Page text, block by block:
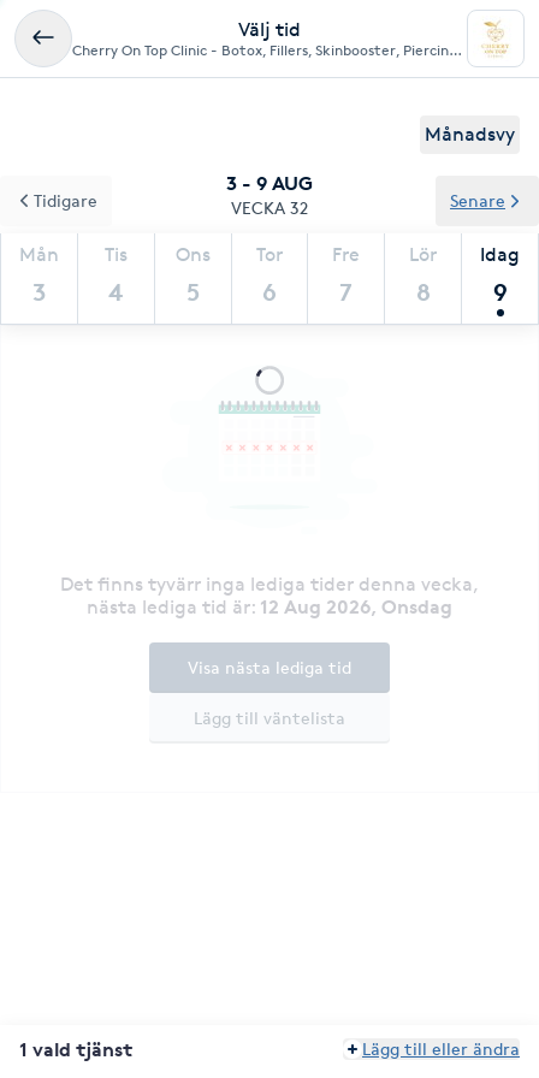
Välj tid
Cherry On Top Clinic - Botox, Fillers, Skinbooster, Piercing, Tandsmycke, Lash-och Browlift
Månadsvy
3 - 9 AUG
VECKA 32
Mån
3
Tis
4
Ons
5
Tor
6
Fre
7
Lör
8
Idag
9
Tidigare Senare
Det finns tyvärr inga lediga tider denna vecka,
nästa lediga tid är: 12 Aug 2026, Onsdag
Lägg till väntelista
Visa nästa lediga tid
1 vald tjänst Lägg till eller ändra